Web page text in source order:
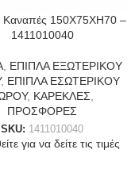
Καναπές 150X75XH70 –
1411010040
, ΕΠΙΠΛΑ ΕΞΩΤΕΡΙΚΟΥ
, ΕΠΙΠΛΑ ΕΣΩΤΕΡΙΚΟΥ
, ΚΑΡΕΚΛΕΣ
ΠΡΟΣΦΟΡΕΣ
SKU: 1411010040
για να δείτε τις τιμές